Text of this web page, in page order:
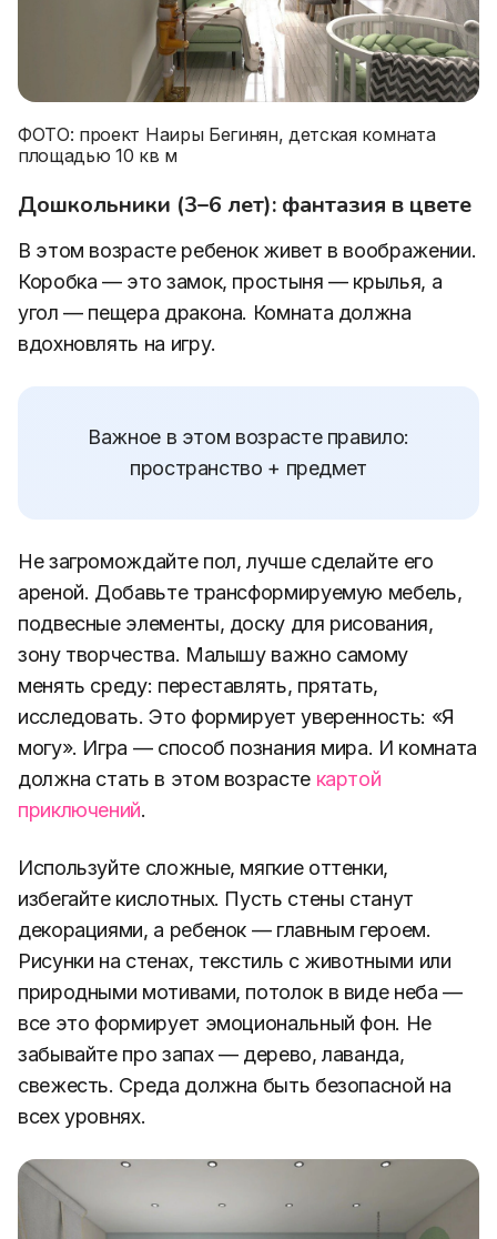
ФОТО: проект Наиры Бегинян, детская комната
площадью 10 кв м
Дошкольники (3–6 лет): фантазия в цвете
В этом возрасте ребенок живет в воображении.
Коробка — это замок, простыня — крылья, а
угол — пещера дракона. Комната должна
вдохновлять на игру.
Важное в этом возрасте правило:
пространство + предмет
Не загромождайте пол, лучше сделайте его
ареной. Добавьте трансформируемую мебель,
подвесные элементы, доску для рисования,
зону творчества. Малышу важно самому
менять среду: переставлять, прятать,
исследовать. Это формирует уверенность: «Я
могу». Игра — способ познания мира. И комната
должна стать в этом возрасте картой
приключений.
Используйте сложные, мягкие оттенки,
избегайте кислотных. Пусть стены станут
декорациями, а ребенок — главным героем.
Рисунки на стенах, текстиль с животными или
природными мотивами, потолок в виде неба —
все это формирует эмоциональный фон. Не
забывайте про запах — дерево, лаванда,
свежесть. Среда должна быть безопасной на
всех уровнях.